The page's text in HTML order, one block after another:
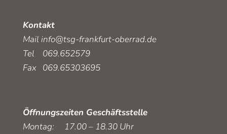
Kontakt
Mail info@tsg-frankfurt-oberrad.de
Tel 069.652579
Fax 069.65303695
Öffnungszeiten Geschäftsstelle
Montag: 17.00 – 18.30 Uhr